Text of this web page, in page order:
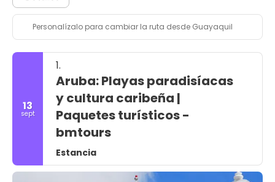
Personalízalo para cambiar la ruta desde Guayaquil
13
sept
1.
Aruba: Playas paradisíacas
y cultura caribeña |
Paquetes turísticos -
bmtours
Estancia